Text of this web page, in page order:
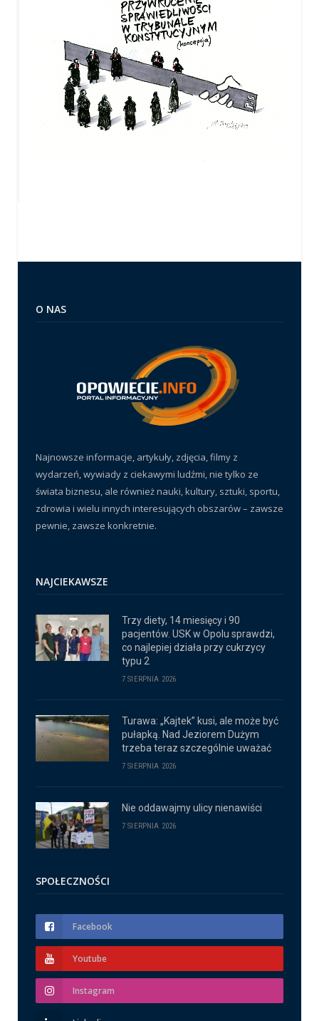
O NAS
Najnowsze informacje, artykuły, zdjęcia, filmy z
wydarzeń, wywiady z ciekawymi ludźmi, nie tylko ze
świata biznesu, ale również nauki, kultury, sztuki, sportu,
zdrowia i wielu innych interesujących obszarów – zawsze
pewnie, zawsze konkretnie.
NAJCIEKAWSZE
Trzy diety, 14 miesięcy i 90
pacjentów. USK w Opolu sprawdzi,
co najlepiej działa przy cukrzycy
typu 2
7 SIERPNIA 2026
Turawa: „Kajtek” kusi, ale może być
pułapką. Nad Jeziorem Dużym
trzeba teraz szczególnie uważać
7 SIERPNIA 2026
Nie oddawajmy ulicy nienawiści
7 SIERPNIA 2026
SPOŁECZNOŚCI
Facebook
Youtube
Instagram